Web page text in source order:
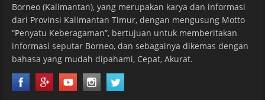
Borneo (Kalimantan), yang merupakan karya dan informasi
dari Provinsi Kalimantan Timur, dengan mengusung Motto
“Penyatu Keberagaman”, bertujuan untuk memberitakan
informasi seputar Borneo, dan sebagainya dikemas dengan
bahasa yang mudah dipahami, Cepat, Akurat.